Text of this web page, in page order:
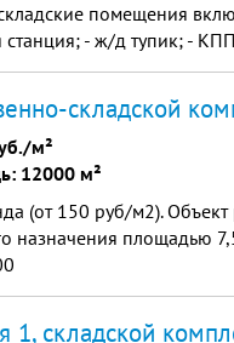
помещения
станция; - ж/д тупик; -
складской
м²
12000 м²
(от 150 руб/м2).
назначения площадью
1, складской